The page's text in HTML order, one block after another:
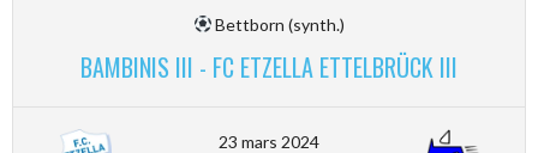
Bettborn (synth.)
BAMBINIS III - FC ETZELLA ETTELBRÜCK III
23 mars 2024